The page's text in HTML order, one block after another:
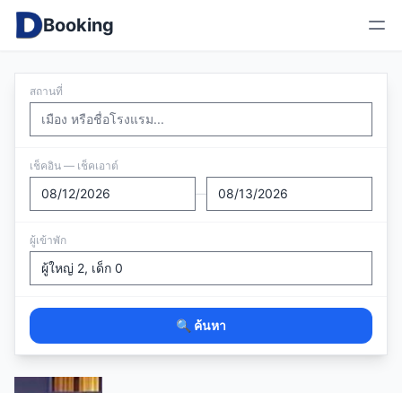
Booking
สถานที่
เช็คอิน — เช็คเอาต์
—
ผู้เข้าพัก
🔍 ค้นหา